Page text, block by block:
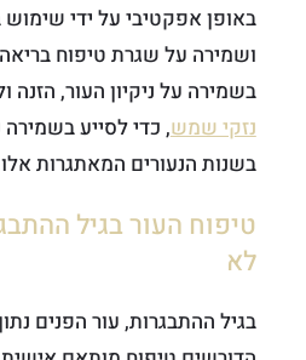
באופן אפקטיבי על ידי שימוש
ושמירה על שגרת טיפוח
בשמירה על ניקיון העור, הזנה
נזקי שמש, כדי לסייע בשמירה
בשנות הנעורים המאתגרות
טיפוח העור בגיל
לא
בגיל ההתבגרות, עור הפנים